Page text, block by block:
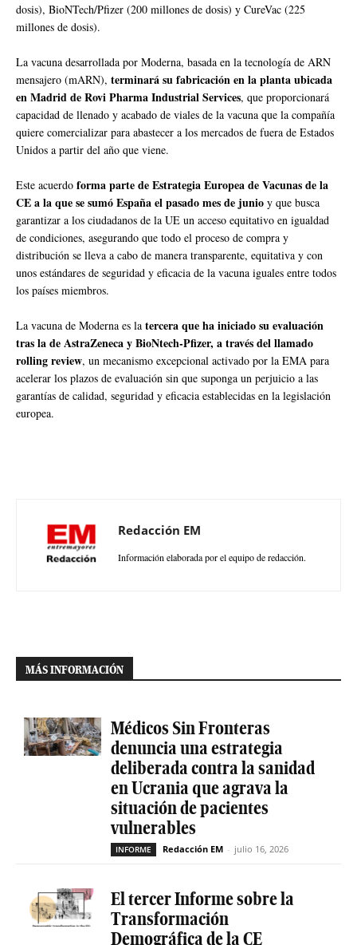
dosis), BioNTech/Pfizer (200 millones de dosis) y CureVac (225
millones de dosis).
La vacuna desarrollada por Moderna, basada en la tecnología de ARN
mensajero (mARN), terminará su fabricación en la planta ubicada
en Madrid de Rovi Pharma Industrial Services, que proporcionará
capacidad de llenado y acabado de viales de la vacuna que la compañía
quiere comercializar para abastecer a los mercados de fuera de Estados
Unidos a partir del año que viene.
Este acuerdo forma parte de Estrategia Europea de Vacunas de la
CE a la que se sumó España el pasado mes de junio y que busca
garantizar a los ciudadanos de la UE un acceso equitativo en igualdad
de condiciones, asegurando que todo el proceso de compra y
distribución se lleva a cabo de manera transparente, equitativa y con
unos estándares de seguridad y eficacia de la vacuna iguales entre todos
los países miembros.
La vacuna de Moderna es la tercera que ha iniciado su evaluación
tras la de AstraZeneca y BioNtech-Pfizer, a través del llamado
rolling review, un mecanismo excepcional activado por la EMA para
acelerar los plazos de evaluación sin que suponga un perjuicio a las
garantías de calidad, seguridad y eficacia establecidas en la legislación
europea.
Redacción EM
Información elaborada por el equipo de redacción.
MÁS INFORMACIÓN
Médicos Sin Fronteras
denuncia una estrategia
deliberada contra la sanidad
en Ucrania que agrava la
situación de pacientes
vulnerables
INFORME Redacción EM - julio 16, 2026
El tercer Informe sobre la
Transformación
Demográfica de la CE